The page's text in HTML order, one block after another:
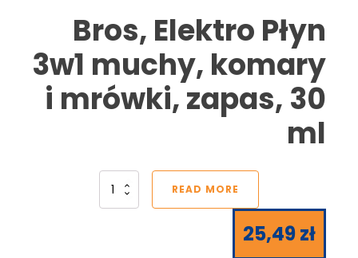
Bros, Elektro Płyn
3w1 muchy, komary
i mrówki, zapas, 30
ml
READ MORE
25,49zł